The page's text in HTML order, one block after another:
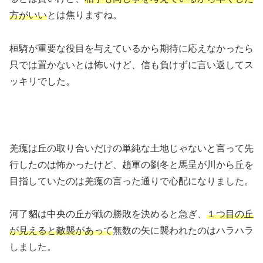
方がいいとは焦りますね。
桓騎が重要な役目を与えているから期待に応えなかったら
只では置かないとは怖いけど、信も負けずに言い返してス
ッキリでした。
羌瘣は丘の取り合いだけの単純な土地じゃないと言って先
行したのは怖かったけど、趙軍の劉冬と馬呈が川から丘を
目指していたのは羌瘣の言った通りで心配になりました。
河了貂は中央の丘が戦の勝敗を決めると急ぎ、 １つ目の丘
が見えると敵襲があって無数の矢に襲われたのはハラハラ
しました。